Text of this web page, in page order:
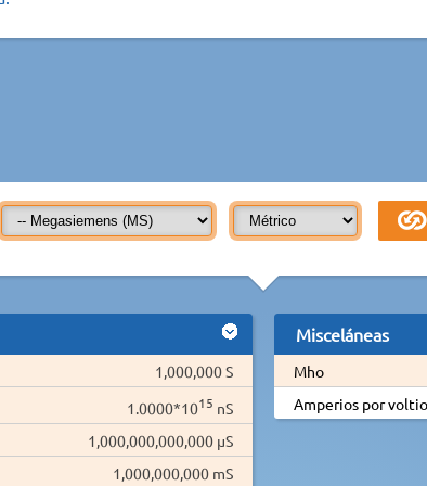
1,000,000 S
1.0000*1015 nS
1,000,000,000,000 µS
1,000,000,000 mS
Misceláneas
Mho
Amperios por